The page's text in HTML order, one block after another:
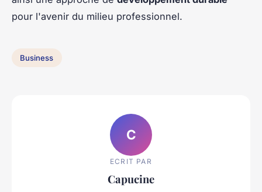
pour l'avenir du milieu professionnel.
Business
C
ECRIT PAR
Capucine